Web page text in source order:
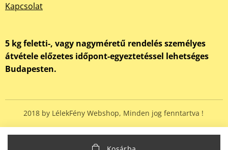
Kapcsolat
5 kg feletti-, vagy nagyméretű rendelés személyes
átvétele előzetes időpont-egyeztetéssel lehetséges
Budapesten.
2018 by LélekFény Webshop, Minden jog fenntartva !